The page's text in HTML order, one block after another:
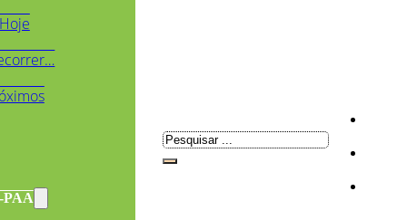
PAA
Pesquisar